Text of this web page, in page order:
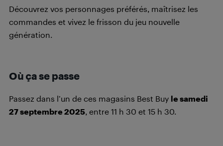
Découvrez vos personnages préférés, maîtrisez les
commandes et vivez le frisson du jeu nouvelle
génération.
Où ça se passe
Passez dans l’un de ces magasins Best Buy le samedi
27 septembre 2025, entre 11 h 30 et 15 h 30.